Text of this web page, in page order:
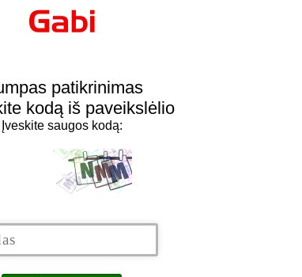
patikrinimas
kodą iš paveikslėlio
Įveskite saugos kodą: